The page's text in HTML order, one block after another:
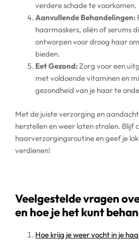
verdere schade te voorkomen.
Aanvullende Behandelingen:
haarmaskers, oliën of serums
ontworpen voor droog haar
bieden.
Eet Gezond:Zorg voor een
met voldoende vitaminen en
gezondheid van je haar te
Met de juiste verzorging en
herstellen en weer laten stralen. Blijf
haarverzorgingsroutine en geef je
verdienen!
Veelgestelde vragen
en hoe je het kunt
Hoe krijg je weer vocht in je